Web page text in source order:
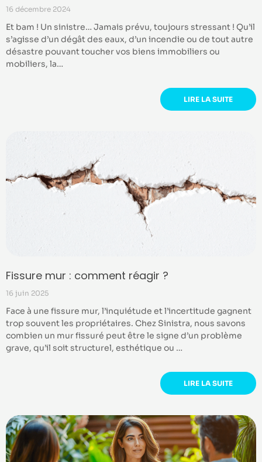
16 décembre 2024
Et bam ! Un sinistre… Jamais prévu, toujours stressant ! Qu’il
s’agisse d’un dégât des eaux, d’un incendie ou de tout autre
désastre pouvant toucher vos biens immobiliers ou
mobiliers, la…
LIRE LA SUITE
Fissure mur : comment réagir ?
16 juin 2025
Face à une fissure mur, l’inquiétude et l’incertitude gagnent
trop souvent les propriétaires. Chez Sinistra, nous savons
combien un mur fissuré peut être le signe d’un problème
grave, qu’il soit structurel, esthétique ou …
LIRE LA SUITE